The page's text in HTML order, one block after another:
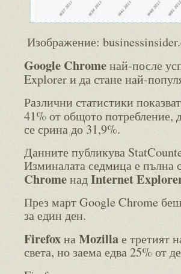
Изображение:
Google Chromeнай-после
Explorer и да стане най-
Различни статистики
41% от общото потребление,
се срина до 31,9%.
Данните публикува
Изминалата седмица е
ChromeнадInternet
През март Google Chrome
за един ден.
FirefoxнаMozillaе третият
света, но заема едва 25% от